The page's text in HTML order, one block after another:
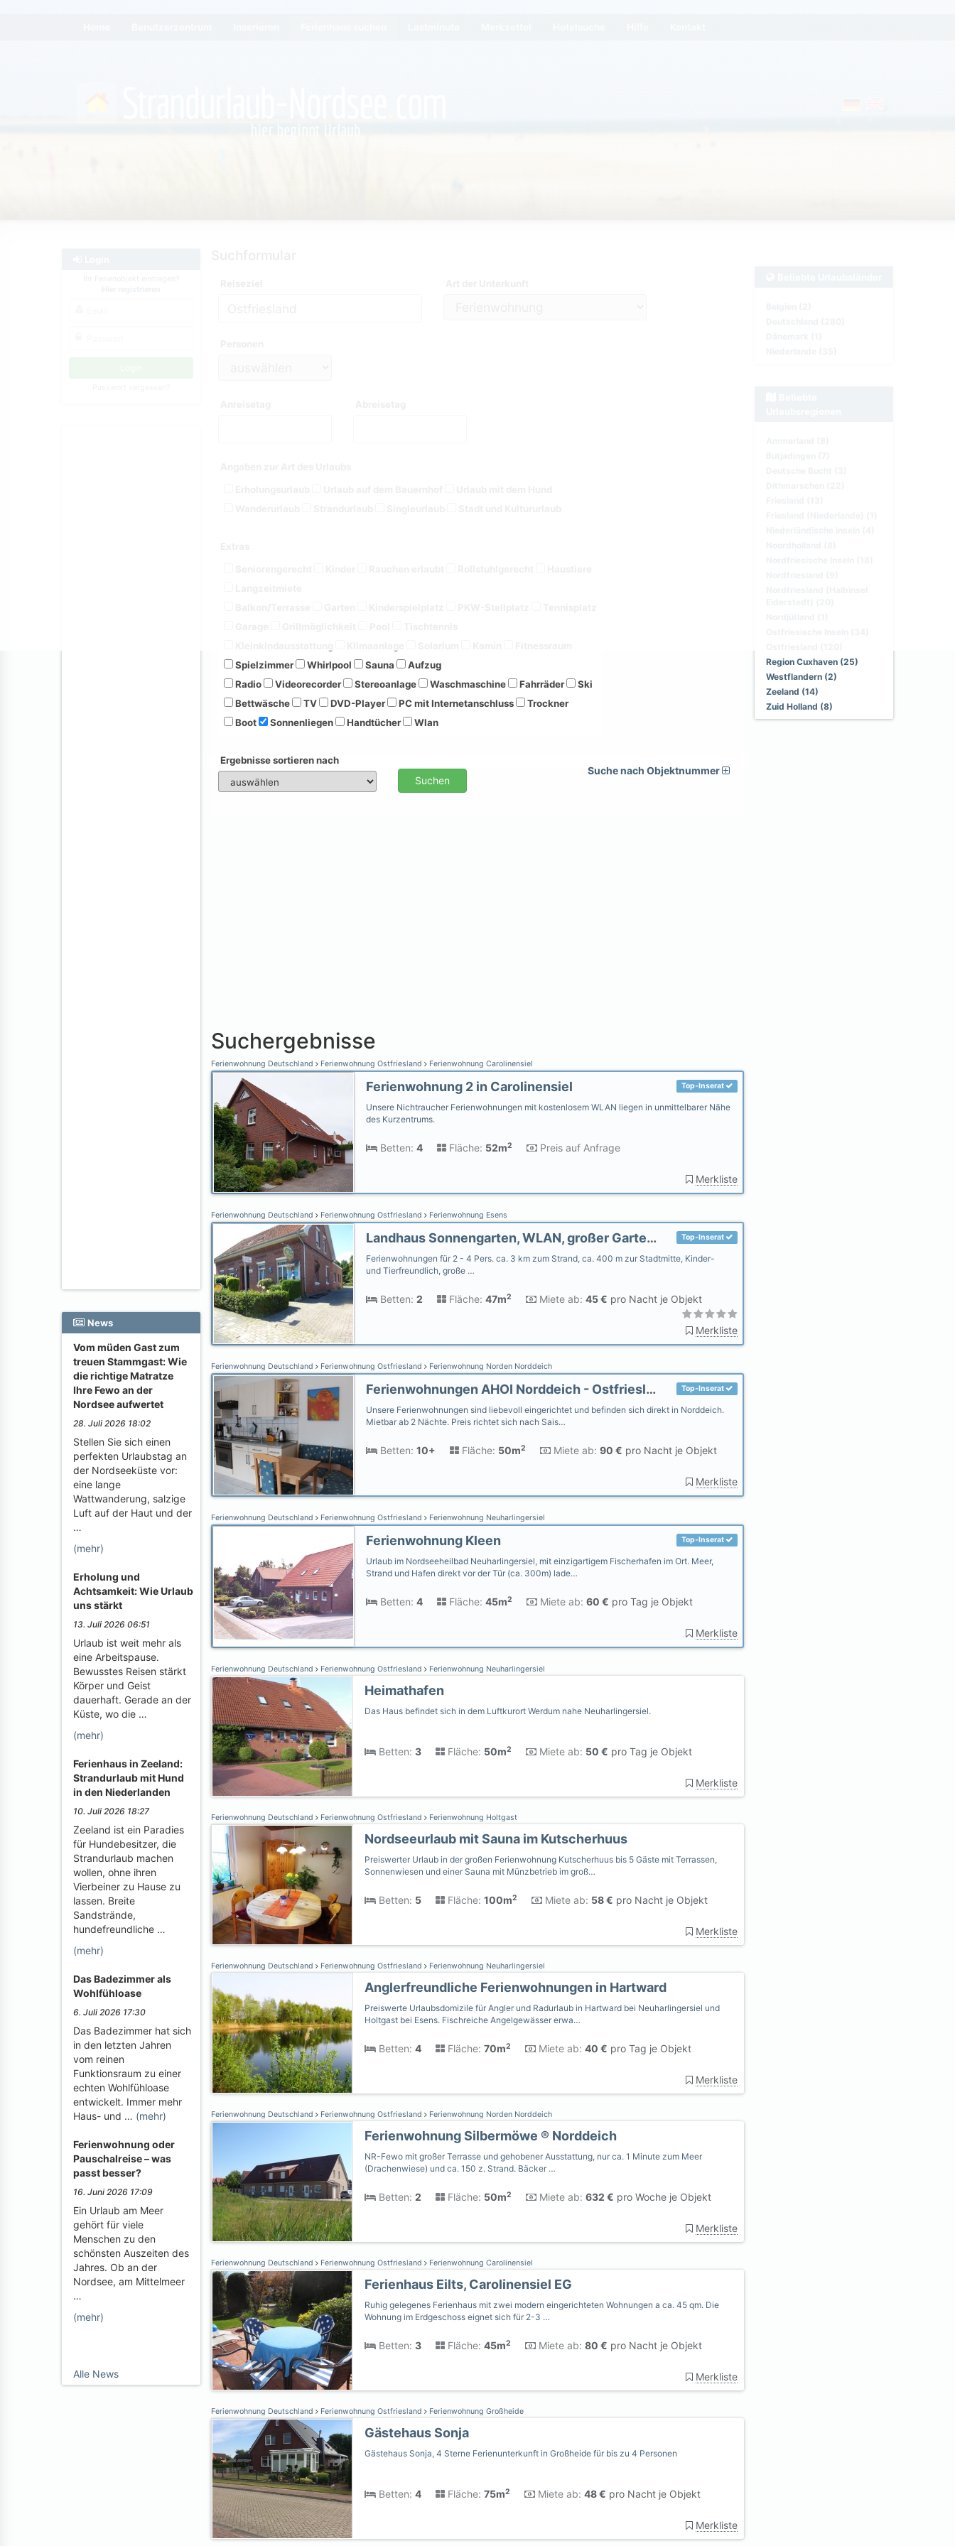
News
Vom müden Gast zum
treuen Stammgast: Wie
die richtige Matratze
Ihre Fewo an der
Nordsee aufwertet
28. Juli 2026 18:02
Stellen Sie sich einen
perfekten Urlaubstag an
der Nordseeküste vor:
eine lange
Wattwanderung, salzige
Luft auf der Haut und der
…
(mehr)
Erholung und
Achtsamkeit: Wie Urlaub
uns stärkt
13. Juli 2026 06:51
Urlaub ist weit mehr als
eine Arbeitspause.
Bewusstes Reisen stärkt
Körper und Geist
dauerhaft. Gerade an der
Küste, wo die …
(mehr)
Ferienhaus in Zeeland:
Strandurlaub mit Hund
in den Niederlanden
10. Juli 2026 18:27
Zeeland ist ein Paradies
für Hundebesitzer, die
Strandurlaub machen
wollen, ohne ihren
Vierbeiner zu Hause zu
lassen. Breite
Sandstrände,
hundefreundliche …
(mehr)
Das Badezimmer als
Wohlfühloase
6. Juli 2026 17:30
Das Badezimmer hat sich
in den letzten Jahren
vom reinen
Funktionsraum zu einer
echten Wohlfühloase
entwickelt. Immer mehr
Haus- und … (mehr)
Ferienwohnung oder
Pauschalreise – was
passt besser?
16. Juni 2026 17:09
Ein Urlaub am Meer
gehört für viele
Menschen zu den
schönsten Auszeiten des
Jahres. Ob an der
Nordsee, am Mittelmeer
…
(mehr)
Alle News
Spielzimmer
Whirlpool Sauna
Aufzug
Radio
Videorecorder Stereoanlage Waschmaschine Fahrräder
Ski
Bettwäsche
TV DVD-Player PC mit Internetanschluss
Trockner
Boot
Sonnenliegen Handtücher Wlan
Ergebnisse sortieren nach
Suchen
Suche nach Objektnummer
Suchergebnisse
Ferienwohnung Deutschland Ferienwohnung Ostfriesland Ferienwohnung Carolinensiel
Top-Inserat
Ferienwohnung 2 in Carolinensiel
Unsere Nichtraucher Ferienwohnungen mit kostenlosem WLAN liegen in unmittelbarer Nähe
des Kurzentrums.
Betten: 4 Fläche: 52m2 Preis auf Anfrage
Merkliste
Ferienwohnung Deutschland Ferienwohnung Ostfriesland Ferienwohnung Esens
Top-Inserat
Landhaus Sonnengarten, WLAN, großer Garten, eig.Parkplatz
Ferienwohnungen für 2 - 4 Pers. ca. 3 km zum Strand, ca. 400 m zur Stadtmitte, Kinder-
und Tierfreundlich, große …
Betten: 2 Fläche: 47m2 Miete ab: 45 € pro Nacht je Objekt
Merkliste
Ferienwohnung Deutschland Ferienwohnung Ostfriesland Ferienwohnung Norden Norddeich
Top-Inserat
Ferienwohnungen AHOI Norddeich - Ostfriesland
Unsere Ferienwohnungen sind liebevoll eingerichtet und befinden sich direkt in Norddeich.
Mietbar ab 2 Nächte. Preis richtet sich nach Sais…
Betten: 10+ Fläche: 50m2 Miete ab: 90 € pro Nacht je Objekt
Merkliste
Ferienwohnung Deutschland Ferienwohnung Ostfriesland Ferienwohnung Neuharlingersiel
Top-Inserat
Ferienwohnung Kleen
Urlaub im Nordseeheilbad Neuharlingersiel, mit einzigartigem Fischerhafen im Ort. Meer,
Strand und Hafen direkt vor der Tür (ca. 300m) lade…
Betten: 4 Fläche: 45m2 Miete ab: 60 € pro Tag je Objekt
Merkliste
Ferienwohnung Deutschland Ferienwohnung Ostfriesland Ferienwohnung Neuharlingersiel
Heimathafen
Das Haus befindet sich in dem Luftkurort Werdum nahe Neuharlingersiel.
Betten: 3 Fläche: 50m2 Miete ab: 50 € pro Tag je Objekt
Merkliste
Ferienwohnung Deutschland Ferienwohnung Ostfriesland Ferienwohnung Holtgast
Nordseeurlaub mit Sauna im Kutscherhuus
Preiswerter Urlaub in der großen Ferienwohnung Kutscherhuus bis 5 Gäste mit Terrassen,
Sonnenwiesen und einer Sauna mit Münzbetrieb im groß…
Betten: 5 Fläche: 100m2 Miete ab: 58 € pro Nacht je Objekt
Merkliste
Ferienwohnung Deutschland Ferienwohnung Ostfriesland Ferienwohnung Neuharlingersiel
Anglerfreundliche Ferienwohnungen in Hartward
Preiswerte Urlaubsdomizile für Angler und Radurlaub in Hartward bei Neuharlingersiel und
Holtgast bei Esens. Fischreiche Angelgewässer erwa…
Betten: 4 Fläche: 70m2 Miete ab: 40 € pro Tag je Objekt
Merkliste
Ferienwohnung Deutschland Ferienwohnung Ostfriesland Ferienwohnung Norden Norddeich
Ferienwohnung Silbermöwe ® Norddeich
NR-Fewo mit großer Terrasse und gehobener Ausstattung, nur ca. 1 Minute zum Meer
(Drachenwiese) und ca. 150 z. Strand. Bäcker …
Betten: 2 Fläche: 50m2 Miete ab: 632 € pro Woche je Objekt
Merkliste
Ferienwohnung Deutschland Ferienwohnung Ostfriesland Ferienwohnung Carolinensiel
Ferienhaus Eilts, Carolinensiel EG
Ruhig gelegenes Ferienhaus mit zwei modern eingerichteten Wohnungen a ca. 45 qm. Die
Wohnung im Erdgeschoss eignet sich für 2-3 …
Betten: 3 Fläche: 45m2 Miete ab: 80 € pro Nacht je Objekt
Merkliste
Ferienwohnung Deutschland Ferienwohnung Ostfriesland Ferienwohnung Großheide
Gästehaus Sonja
Gästehaus Sonja, 4 Sterne Ferienunterkunft in Großheide für bis zu 4 Personen
Betten: 4 Fläche: 75m2 Miete ab: 48 € pro Nacht je Objekt
Merkliste
Region Cuxhaven (25)
Westflandern (2)
Zeeland (14)
Zuid Holland (8)